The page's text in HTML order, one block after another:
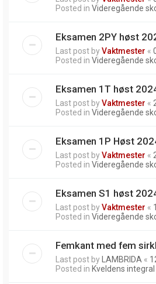
Posted in Videregående
Eksamen 2PY høst
Last post byVaktmester «
Posted in Videregående
Eksamen 1T høst
Last post byVaktmester «
Posted in Videregående
Eksamen 1P Høst
Last post byVaktmester «
Posted in Videregående
Eksamen S1 høst
Last post byVaktmester «
Posted in Videregående
Femkant med fem
Last post by LAMBRIDA «
Posted in Kveldens